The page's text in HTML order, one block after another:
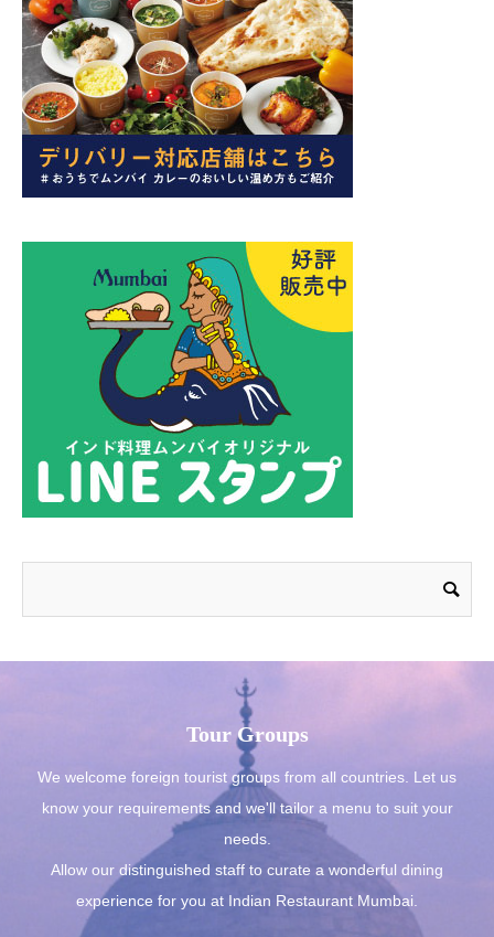
Tour Groups
We welcome foreign tourist groups from all countries. Let us
know your requirements and we'll tailor a menu to suit your
needs.
Allow our distinguished staff to curate a wonderful dining
experience for you at Indian Restaurant Mumbai.